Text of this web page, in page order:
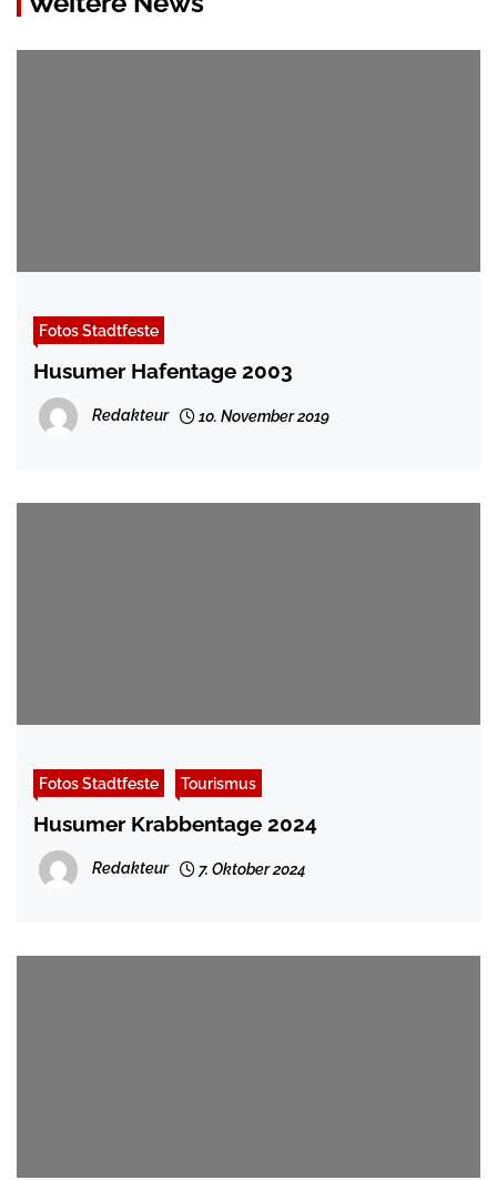
Fotos Stadtfeste
Husumer Hafentage 2003
Redakteur 10. November 2019
Fotos Stadtfeste Tourismus
Husumer Krabbentage 2024
Redakteur 7. Oktober 2024